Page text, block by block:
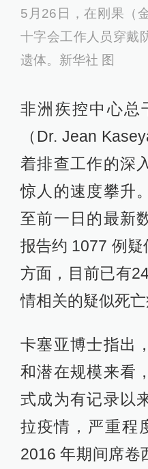
5月26日，在刚果（
十字会工作人员穿戴
遗体。新华社 图
非洲疾控中心总
（Dr. Jean
着排查工作的深
惊人的速度攀升
至前一日的最新
报告约 1077 例
方面，目前已有
情相关的疑似死亡
卡塞亚博士指出
和潜在规模来看
式成为有记录以
拉疫情，严重程
2016 年期间席卷